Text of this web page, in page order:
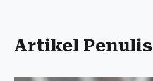
Artikel Penulis